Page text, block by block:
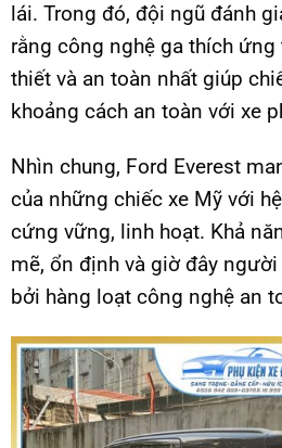
lái. Trong đó, đội ngũ đánh
rằng công nghệ ga thích
thiết và an toàn nhất giúp
khoảng cách an toàn với xe
Nhìn chung, Ford Everest
của những chiếc xe Mỹ với
cứng vững, linh hoạt. Khả
mẽ, ổn định và giờ đây
bởi hàng loạt công nghệ an